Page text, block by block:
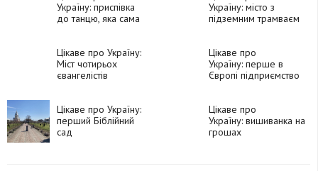
Україну: приспівка
до танцю, яка сама
Україну: місто з
підземним трамваєм
Цікаве про Україну:
Міст чотирьох
євангелістів
Цікаве про
Україну: перше в
Європі підприємство
машин
Цікаве про Україну:
перший Біблійний
сад
Цікаве про
Україну: вишиванка на
грошах